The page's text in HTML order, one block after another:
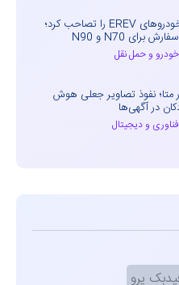
شیائومی بازار خودروهای EREV را تصاحب کرد؛
خودرو و حمل نقل
متا؛ نفوذ تصاویر جعلی هوش
در آگهی‌ها
فناوری و دیجیتال
پرو